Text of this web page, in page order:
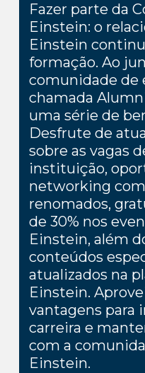
Fazer parte da
Einstein: o
Einstein
formação. Ao
comunidade de
chamada
uma série de
Desfrute de
sobre as vagas
instituição,
networking
renomados,
de 30% nos
Einstein, além
conteúdos
atualizados na
Einstein.
vantagens para
carreira e
com a
Einstein.